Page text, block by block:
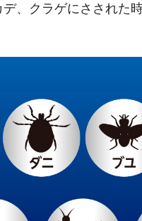
、クラゲにさされた